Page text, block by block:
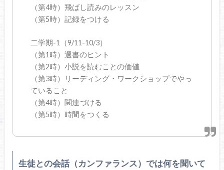
（第4時）飛ばし読みのレッスン
（第5時）記録をつける
二学期-1（9/11-10/3）
（第1時）選書のヒント
（第2時）小説を読むことの価値
（第3時）リーディング・ワークショップでやっ
ていること
（第4時）関連づける
（第5時）時間をつくる
生徒との会話（カンファランス）では何を聞いて